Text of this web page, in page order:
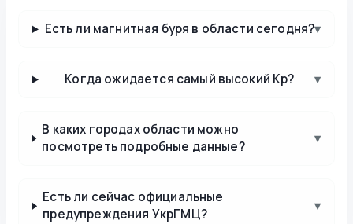
Есть ли магнитная буря в области сегодня?▾
Когда ожидается самый высокий Kp? ▾
В каких городах области можно
посмотреть подробные данные?
▾
Есть ли сейчас официальные
предупреждения УкрГМЦ?
▾